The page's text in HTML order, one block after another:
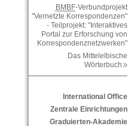
BMBF-Verbundprojekt
"Vernetzte Korrespondenzen"
- Teilprojekt: "Interaktives
Portal zur Erforschung von
Korrespondenznetzwerken"
Das Mittelelbische
Wörterbuch
International Office
Zentrale Einrichtungen
Graduierten-Akademie